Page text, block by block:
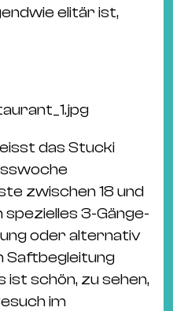
elitär ist,
das Stucki
zwischen 18 und
3-Gänge-
oder alternativ
Saftbegleitung
ist schön, zu sehen,
im